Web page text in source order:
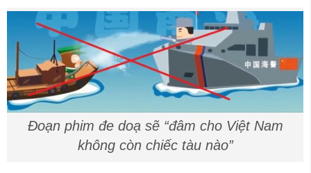
Đoạn phim đe doạ sẽ “đâm cho Việt Nam
không còn chiếc tàu nào”